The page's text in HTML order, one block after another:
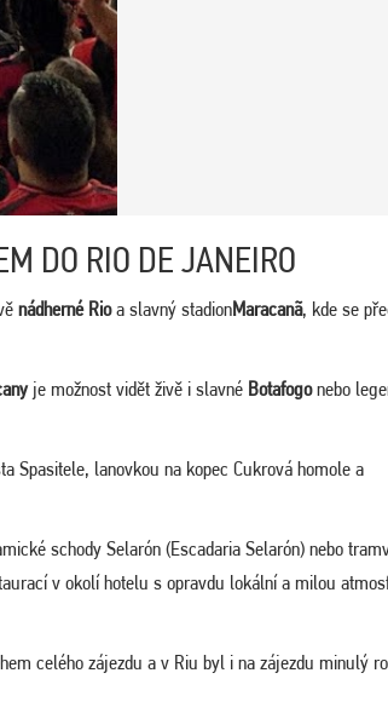
DO RIO DE JANEIRO
nádherné Rioa slavný stadionMaracanã, kde se
je možnost vidět živě i slavné Botafogonebo
Spasitele, lanovkou na kopec Cukrová homole a
schody Selarón (Escadaria Selarón) nebo
v okolí hotelu s opravdu lokální a milou
celého zájezdu a v Riu byl i na zájezdu minulý